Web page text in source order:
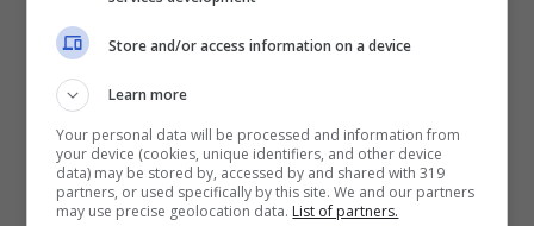
commette un brutto
fallo su un avversario
ammonisce
63'
Sostituzione tattica.
Brenden Aaronson
esce ed entra Lukas
Nmecha.
Store and/or access information on a device
Learn more
Your personal data will be processed and information from
your device (cookies, unique identifiers, and other device
data) may be stored by, accessed by and shared with 319
partners, or used specifically by this site. We and our partners
may use precise geolocation data. List of partners.